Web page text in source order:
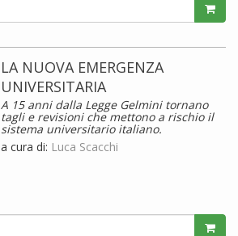
LA NUOVA EMERGENZA
UNIVERSITARIA
A 15 anni dalla Legge Gelmini tornano
tagli e revisioni che mettono a rischio il
sistema universitario italiano.
a cura di: Luca Scacchi